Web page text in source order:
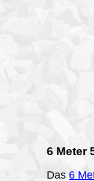
6 Meter
Das6